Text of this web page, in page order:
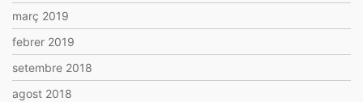
març 2019
febrer 2019
setembre 2018
agost 2018